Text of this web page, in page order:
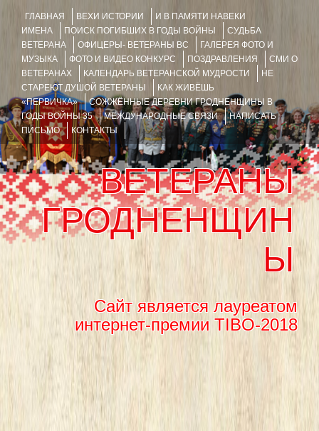
ГЛАВНАЯ ВЕХИ ИСТОРИИ
И В ПАМЯТИ НАВЕКИ
ИМЕНА
ПОИСК ПОГИБШИХ В ГОДЫ ВОЙНЫ
СУДЬБА
ВЕТЕРАНА
ОФИЦЕРЫ- ВЕТЕРАНЫ ВС
ГАЛЕРЕЯ ФОТО И
МУЗЫКА
ФОТО И ВИДЕО КОНКУРС ПОЗДРАВЛЕНИЯ
СМИ О
ВЕТЕРАНАХ
КАЛЕНДАРЬ ВЕТЕРАНСКОЙ МУДРОСТИ
НЕ
СТАРЕЮТ ДУШОЙ ВЕТЕРАНЫ
КАК ЖИВЁШЬ
«ПЕРВИЧКА»
СОЖЖЁННЫЕ ДЕРЕВНИ ГРОДНЕНЩИНЫ В
ГОДЫ ВОЙНЫ 35
МЕЖДУНАРОДНЫЕ СВЯЗИ
НАПИСАТЬ
ПИСЬМО
КОНТАКТЫ
ВЕТЕРАНЫ
ГРОДНЕНЩИН
Ы
Сайт является лауреатом
интернет-премии TIBO-2018